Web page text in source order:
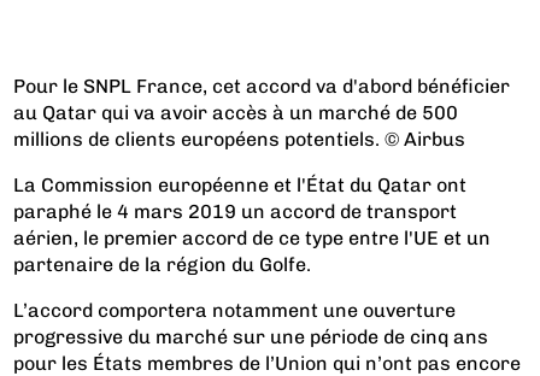
Pour le SNPL France, cet accord va d'abord bénéficier
au Qatar qui va avoir accès à un marché de 500
millions de clients européens potentiels. © Airbus
La Commission européenne et l'État du Qatar ont
paraphé le 4 mars 2019 un accord de transport
aérien, le premier accord de ce type entre l'UE et un
partenaire de la région du Golfe.
L’accord comportera notamment une ouverture
progressive du marché sur une période de cinq ans
pour les États membres de l’Union qui n’ont pas encore